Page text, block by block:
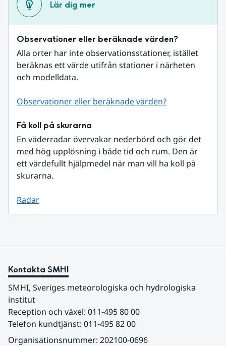
Lär dig mer
Observationer eller beräknade värden?
Alla orter har inte observationsstationer, istället
beräknas ett värde utifrån stationer i närheten
och modelldata.
Observationer eller beräknade värden?
Få koll på skurarna
En väderradar övervakar nederbörd och gör det
med hög upplösning i både tid och rum. Den är
ett värdefullt hjälpmedel när man vill ha koll på
skurarna.
Radar
Kontakta SMHI
SMHI, Sveriges meteorologiska och hydrologiska
institut
Reception och växel: 011-495 80 00
Telefon kundtjänst: 011-495 82 00
Organisationsnummer: 202100-0696